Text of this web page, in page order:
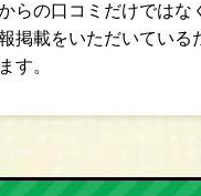
らの口コミだけではな
掲載をいただいている
す。